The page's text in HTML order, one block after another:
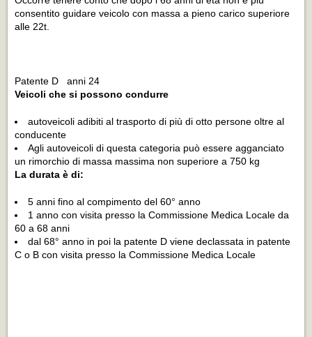
consentito guidare veicolo con massa a pieno carico superiore
alle 22t.
Patente D anni 24
Veicoli che si possono condurre
autoveicoli adibiti al trasporto di più di otto persone oltre al
conducente
Agli autoveicoli di questa categoria può essere agganciato
un rimorchio di massa massima non superiore a 750 kg
La durata è di:
5 anni fino al compimento del 60° anno
1 anno con visita presso la Commissione Medica Locale da
60 a 68 anni
dal 68° anno in poi la patente D viene declassata in patente
C o B con visita presso la Commissione Medica Locale